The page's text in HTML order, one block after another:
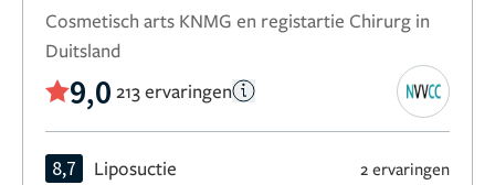
Cosmetisch arts KNMG en registartie Chirurg in
Duitsland
9,0 213 ervaringen
8,7 Liposuctie 2 ervaringen